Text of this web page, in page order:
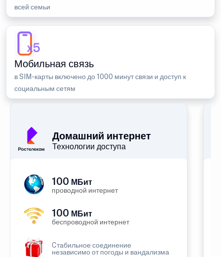
всей семьи
Мобильная связь
в SIM-карты включено до 1000 минут связи и доступ к
социальным сетям
Домашний интернет
Технологии доступа
100 МБит
проводной интернет
100 МБит
беспроводной интернет
Cтабильное соединение
независимо от погоды и вандализма